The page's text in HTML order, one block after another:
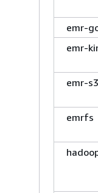
emr-
emr-
emr-
emrfs